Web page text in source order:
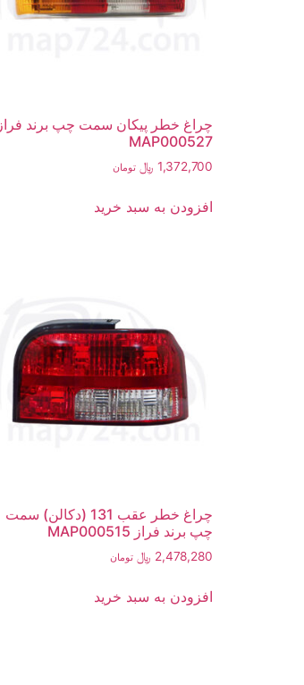
چراغ خطر پیکان سمت چپ برند فراز
MAP000527
1,372,700 ﷼ تومان
افزودن به سبد خرید
چراغ خطر عقب 131 (دکالن) سمت
چپ برند فراز MAP000515
2,478,280 ﷼ تومان
افزودن به سبد خرید